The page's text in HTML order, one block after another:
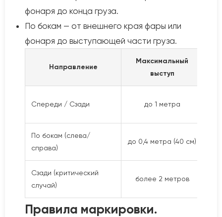
фонаря до конца груза.
По бокам — от внешнего края фары или
фонаря до выступающей части груза.
Направление
Максимальный
выступ
Спереди / Сзади до 1 метра
По бокам (слева/
справа)
до 0,4 метра (40 см)
Сзади (критический
случай)
более 2 метров
Правила маркировки.